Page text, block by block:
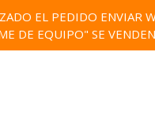
EL PEDIDO
DE EQUIPO" SE